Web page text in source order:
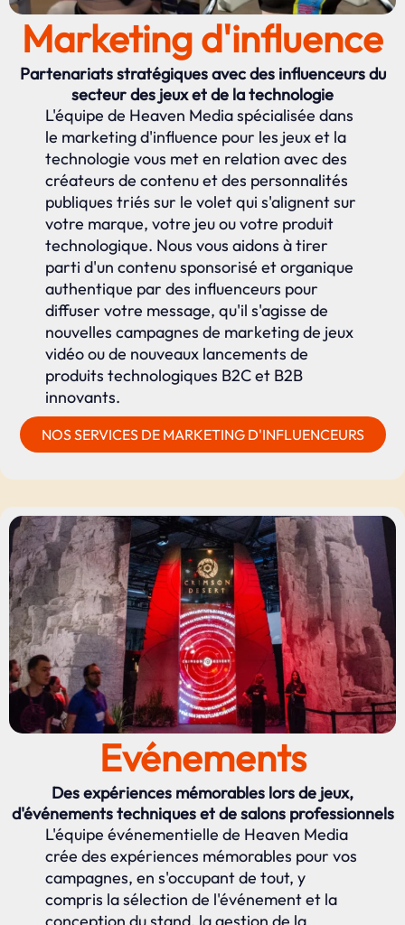
Marketing d'influence
Partenariats stratégiques avec des influenceurs du
secteur des jeux et de la technologie
L'équipe de Heaven Media spécialisée dans
le marketing d'influence pour les jeux et la
technologie vous met en relation avec des
créateurs de contenu et des personnalités
publiques triés sur le volet qui s'alignent sur
votre marque, votre jeu ou votre produit
technologique. Nous vous aidons à tirer
parti d'un contenu sponsorisé et organique
authentique par des influenceurs pour
diffuser votre message, qu'il s'agisse de
nouvelles campagnes de marketing de jeux
vidéo ou de nouveaux lancements de
produits technologiques B2C et B2B
innovants.
NOS SERVICES DE MARKETING D'INFLUENCEURS
Evénements
Des expériences mémorables lors de jeux,
d'événements techniques et de salons professionnels
L'équipe événementielle de Heaven Media
crée des expériences mémorables pour vos
campagnes, en s'occupant de tout, y
compris la sélection de l'événement et la
conception du stand, la gestion de la